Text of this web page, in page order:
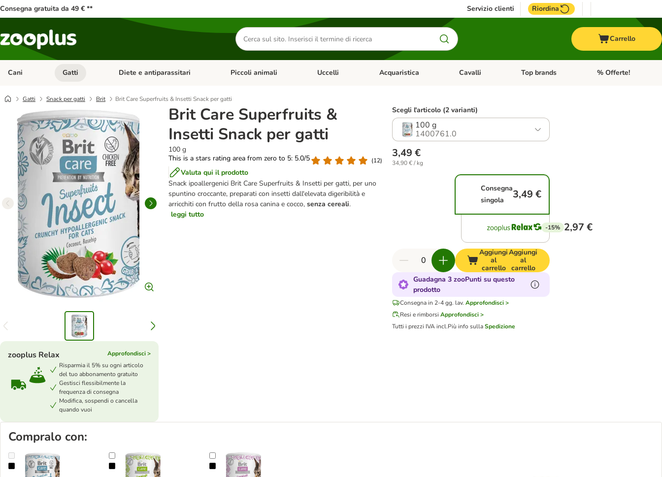
Consegna gratuita da 49 € ** Servizio clienti Riordina
Cerca
prodotti
Carrello
Cani Apri Menu Categoria: Cani
Gatti Apri Menu Categoria: Gatti
Diete e antiparassitari Apri Menu Categoria: Diete e antiparassitari
Piccoli animali Apri Menu Categoria: Piccoli animali
Uccelli Apri Menu Categoria: Uccelli
Acquaristica Apri Menu Categoria: Acquaristica
Cavalli Apri Menu Categoria: Cavalli
Top brands Apri Menu Categoria:
% Offerte!
Gatti Snack per gatti Brit Brit Care Superfruits & Insetti Snack per gatti
Brit Care Superfruits &
Insetti Snack per gatti
100 g
This is a stars rating area from zero to 5: 5.0/5
(12)
Valuta qui il prodotto
Snack ipoallergenici Brit Care Superfruits & Insetti per gatti, per uno
spuntino croccante, preparati con insetti dall'elevata digeribilità e
arricchiti con frutto della rosa canina e cocco, senza cereali.
leggi tutto
zooplus Relax
Approfondisci >
Risparmia il 5% su ogni articolo
del tuo abbonamento gratuito
Gestisci flessibilmente la
frequenza di consegna
Modifica, sospendi o cancella
quando vuoi
Scegli l'articolo (2 varianti)
100 g
1400761.0
3,49 €
34,90 € / kg
Consegna
singola
3,49 €
-15% 2,97 €
Aggiungi
al
carrello
Aggiungi
al
carrello
Guadagna 3 zooPunti su questo
prodotto
Consegna in 2-4 gg. lav. Approfondisci >
Resi e rimborsi Approfondisci >
Tutti i prezzi IVA incl.Più info sullaSpedizione
Compralo con:
Brit Care Superfruits & Insetti Snack per gattiBrit Care Superfruits & Pollo Snack per gattiBrit Care Superfruits & Salmone Snack per gatti